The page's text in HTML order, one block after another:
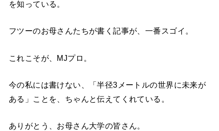
を知っている。
フツーのお母さんたちが書く記事が、一番スゴイ。
これこそが、MJプロ。
今の私には書けない、「半径3メートルの世界に未来が
ある」ことを、ちゃんと伝えてくれている。
ありがとう、お母さん大学の皆さん。